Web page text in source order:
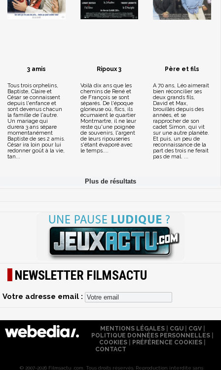
3 amis
Tous trois orphelins,
Baptiste, Claire et
César se connaissent
depuis l'enfance et
sont devenus chacun
la famille de l'autre.
Un mariage qui
durera 3 ans sépare
momentanément
Baptiste de ses 2 amis.
César ira loin pour lui
redonner goût à la vie,
tan...
Ripoux 3
Voilà dix ans que les
chemins de René et
de François se sont
séparés. De l'époque
glorieuse où, flics, ils
écumaient le quartier
Montmartre, il ne leur
reste qu'une poignée
de souvenirs, l'argent
de leurs ripouseries
s'étant évaporé avec
le temps....
Père et fils
A 70 ans, Léo aimerait
bien réconcilier ses
deux grands fils,
David et Max,
brouillés depuis des
années, et se
rapprocher de son
cadet Simon, qui vit
sur une autre planète.
Et puis, un peu de
reconnaissance de la
part des trois ne ferait
pas de mal. ...
NEWSLETTER FILMSACTU
Votre adresse email :
MENTIONS LÉGALES| CGU| CGV|
POLITIQUE DONNÉES PERSONNELLES
COOKIES
PRÉFÉRENCE COOKIES
CONTACT
© 2007-2026 Filmsactu .com. Tous droits réservés. Reproduction interdite sans